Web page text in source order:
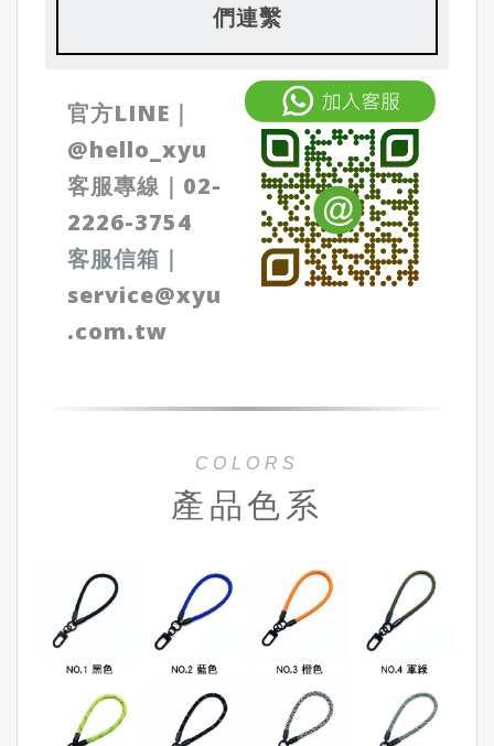
們連繫
官方LINE｜
@hello_xyu
客服專線｜ 02-
2226-3754
客服信箱 ｜
service@xyu
.com.tw
COLORS
產品色系